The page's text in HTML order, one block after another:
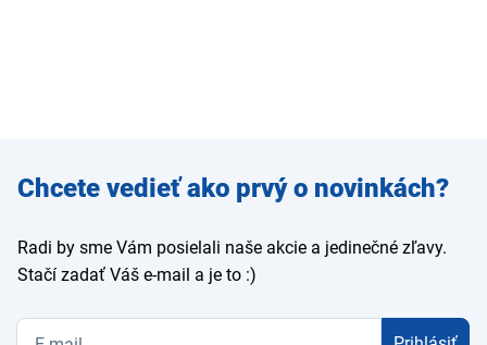
Zadajte
e-mail
Chcete vedieť ako prvý o novinkách?
Radi by sme Vám posielali naše akcie a jedinečné zľavy.
Stačí zadať Váš e-mail a je to :)